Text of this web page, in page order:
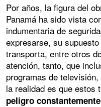
Por años, la figura del
Panamá ha sido vista
indumentaria de
expresarse, su
transporta, entre otros
atención, tanto, que
programas de
la realidad es que estos
peligro